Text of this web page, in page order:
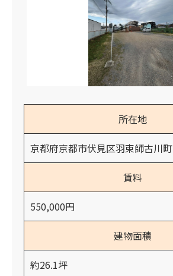
所在地
京都府京都市伏見区羽束師古川町
賃料
550,000円
建物面積
約26.1坪